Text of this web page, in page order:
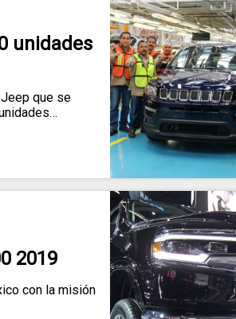
unidades
que se
2019
con la misión